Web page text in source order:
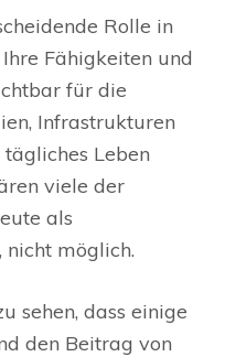
Rolle in
Fähigkeiten und
für die
Infrastrukturen
Leben
viele der
als
nicht möglich.
sehen, dass einige
den Beitrag von